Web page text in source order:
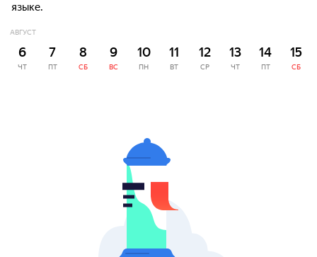
языке.
АВГУСТ
6
ЧТ
7
ПТ
8
СБ
9
ВС
10
ПН
11
ВТ
12
СР
13
ЧТ
14
ПТ
15
СБ